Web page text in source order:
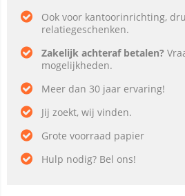
Ook voor kantoorinrichting,
relatiegeschenken.
Zakelijk achteraf betalen?
mogelijkheden.
Meer dan 30 jaar ervaring!
Jij zoekt, wij vinden.
Grote voorraad papier
Hulp nodig? Bel ons!